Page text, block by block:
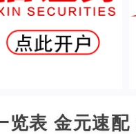
览表 金元速